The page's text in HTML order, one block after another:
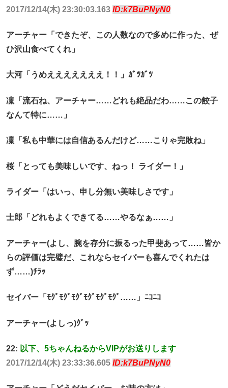
2017/12/14(木) 23:30:03.163 ID:k7BuPNyN0
アーチャー「できたぞ、この人数なので多めに作った、ぜ
ひ沢山食べてくれ」
大河「うめえええええええ！！」ｶﾞﾂｶﾞﾂ
凜「流石ね、アーチャー……どれも絶品だわ……この餃子
なんて特に……」
凜「私も中華には自信あるんだけど……こりゃ完敗ね」
桜「とっても美味しいです、ねっ！ ライダー！」
ライダー「はいっ、申し分無い美味しさです」
士郎「どれもよくできてる……やるなぁ……」
アーチャー(よし、腕を存分に振るった甲斐あって……皆か
らの評価は完璧だ、これならセイバーも喜んでくれたは
ず……)ﾁﾗｯ
セイバー「ﾓｸﾞﾓｸﾞﾓｸﾞﾓｸﾞﾓｸﾞﾓｸﾞ……」ﾆｺﾆｺ
アーチャー(よしっ)ｸﾞｯ
22: 以下、5ちゃんねるからVIPがお送りします
2017/12/14(木) 23:33:36.605 ID:k7BuPNyN0